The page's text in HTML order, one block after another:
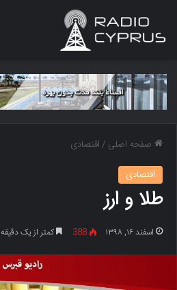
صفحه اصلی /اقتصادی
اقتصادی
طلا و ارز
اسفند ۱۶, ۱۳۹۸ 388 کمتر از یک دقیقه